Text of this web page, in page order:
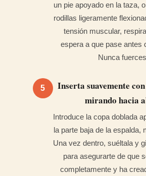
un pie apoyado en la taza,
rodillas ligeramente
tensión muscular,
espera a que pase antes
Nunca
5
Inserta suavemente
mirando hacia
Introduce la copa doblada
la parte baja de la espalda,
Una vez dentro, suéltala y
para asegurarte de que
completamente y ha